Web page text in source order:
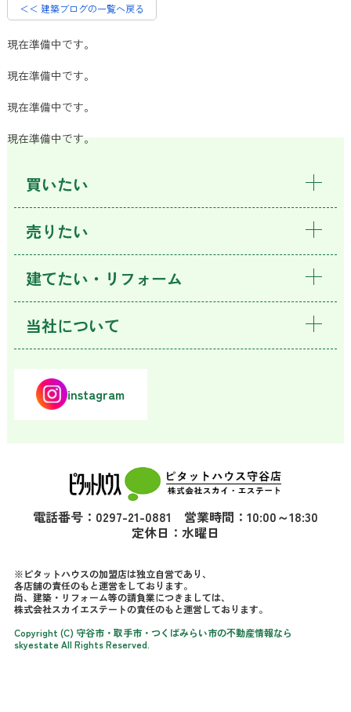
＜＜ 建築ブログの一覧へ戻る
現在準備中です。
現在準備中です。
現在準備中です。
現在準備中です。
買いたい
売りたい
建てたい・リフォーム
当社について
instagram
電話番号：0297-21-0881 営業時間：10:00～18:30
定休日：水曜日
※ピタットハウスの加盟店は独立自営であり、
各店舗の責任のもと運営をしております。
尚、建築・リフォーム等の請負業につきましては、
株式会社スカイエステートの責任のもと運営しております。
Copyright (C) 守谷市・取手市・つくばみらい市の不動産情報なら
skyestate All Rights Reserved.